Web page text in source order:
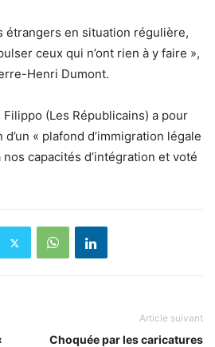
étrangers en situation régulière,
ceux qui n’ont rien à y faire »,
Henri Dumont.
(Les Républicains) a pour
« plafond d’immigration légale
capacités d’intégration et voté
Article suivant
Choquée par les caricatures